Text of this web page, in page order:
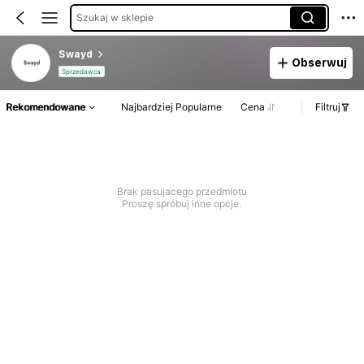
Szukaj w sklepie
Swayd
Sprzedawca
Obserwuj
Rekomendowane Najbardziej Popularne Cena Filtruj
Brak pasujacego przedmiotu
Proszę spróbuj inne opcje.